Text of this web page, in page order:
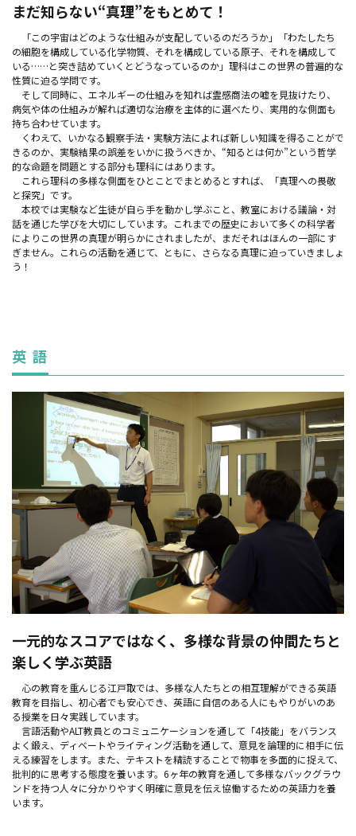
まだ知らない“真理”をもとめて！
「この宇宙はどのような仕組みが支配しているのだろうか」「わたしたち
の細胞を構成している化学物質、それを構成している原子、それを構成して
いる……と突き詰めていくとどうなっているのか」理科はこの世界の普遍的な
性質に迫る学問です。
そして同時に、エネルギーの仕組みを知れば霊感商法の嘘を見抜けたり、
病気や体の仕組みが解れば適切な治療を主体的に選べたり、実用的な側面も
持ち合わせています。
くわえて、いかなる観察手法・実験方法によれば新しい知識を得ることがで
きるのか、実験結果の誤差をいかに扱うべきか、“知るとは何か”という哲学
的な命題を問題とする部分も理科にはあります。
これら理科の多様な側面をひとことでまとめるとすれば、「真理への畏敬
と探究」です。
本校では実験など生徒が自ら手を動かし学ぶこと、教室における議論・対
話を通じた学びを大切にしています。これまでの歴史において多くの科学者
によりこの世界の真理が明らかにされましたが、まだそれはほんの一部にす
ぎません。これらの活動を通じて、ともに、さらなる真理に迫っていきましょ
う！
英 語
一元的なスコアではなく、多様な背景の仲間たちと
楽しく学ぶ英語
心の教育を重んじる江戸取では、多様な人たちとの相互理解ができる英語
教育を目指し、初心者でも安心でき、英語に自信のある人にもやりがいのあ
る授業を日々実践しています。
言語活動やALT教員とのコミュニケーションを通して「4技能」をバランス
よく鍛え、ディベートやライティング活動を通して、意見を論理的に相手に伝
える練習をします。また、テキストを精読することで物事を多面的に捉えて、
批判的に思考する態度を養います。6ヶ年の教育を通して多様なバックグラウ
ンドを持つ人々に分かりやすく明確に意見を伝え協働するための英語力を養
います。